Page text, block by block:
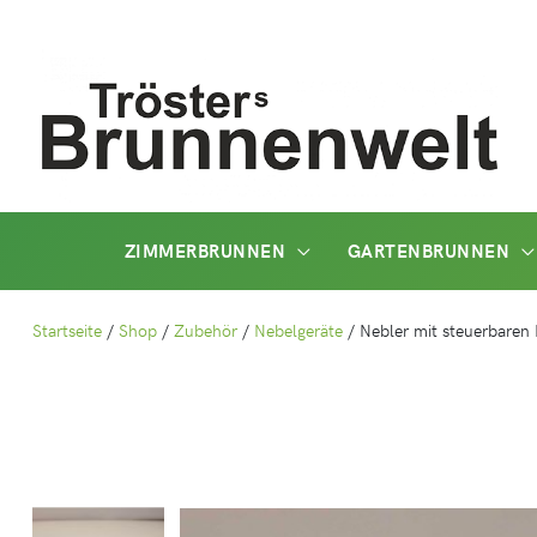
ZIMMERBRUNNEN GARTENBRUNNEN
Startseite / Shop / Zubehör / Nebelgeräte / Nebler mit